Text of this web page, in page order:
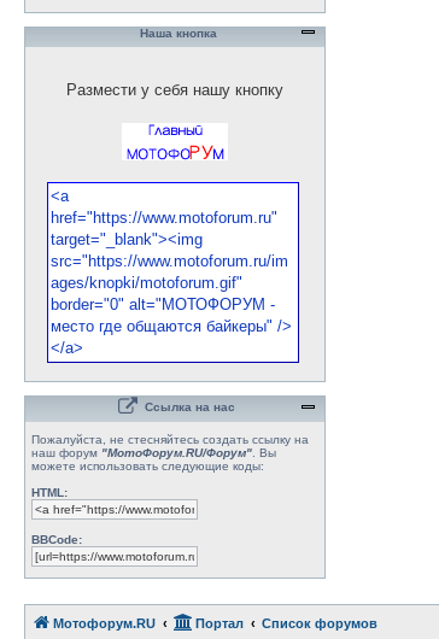
Наша кнопка
Размести у себя нашу кнопку
Ссылка на нас
Пожалуйста, не стесняйтесь создать ссылку на
наш форум "МотоФорум.RU/Форум" . Вы
можете использовать следующие коды:
HTML:
BBCode:
Мотофорум.RU Портал Список форумов